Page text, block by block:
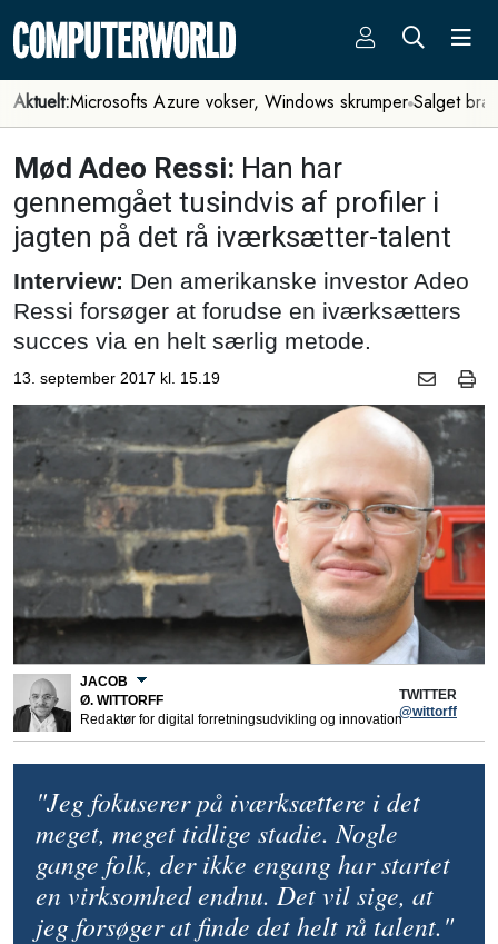
Aktuelt:Microsofts Azure vokser, Windows skrumper Salget
Mød Adeo Ressi: Han har
gennemgået tusindvis af profiler i
jagten på det rå iværksætter-talent
Interview: Den amerikanske investor Adeo
Ressi forsøger at forudse en iværksætters
succes via en helt særlig metode.
13. september 2017 kl. 15.19
JACOB
Ø. WITTORFF
Redaktør for digital forretningsudvikling og innovation
TWITTER
@wittorff
"Jeg fokuserer på iværksættere i det
meget, meget tidlige stadie. Nogle
gange folk, der ikke engang har startet
en virksomhed endnu. Det vil sige, at
jeg forsøger at finde det helt rå talent."